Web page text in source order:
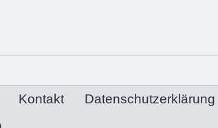
Kontakt Datenschutzerklärung